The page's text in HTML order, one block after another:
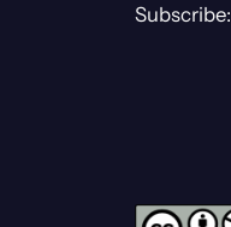
Subscribe: